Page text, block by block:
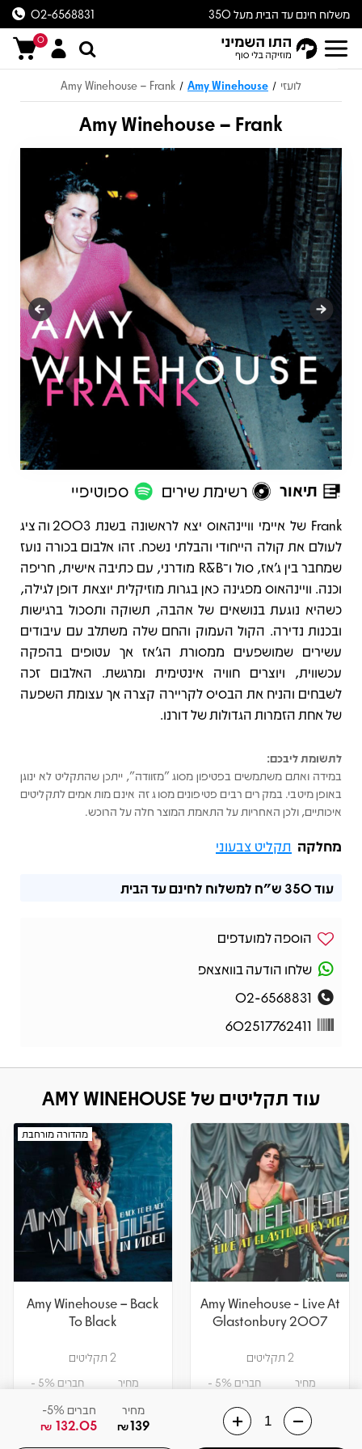
משלוח חינם עד הבית מעל 350
ש״ח
02-6568831
0
לועזי /
Amy Winehouse
/
Amy Winehouse – Frank
Amy Winehouse – Frank
תיאור רשימת שירים ספוטיפיי
תיאור
Frank של איימי וויינהאוס יצא לראשונה בשנת 2003 והציג
לעולם את קולה הייחודי והבלתי נשכח. זהו אלבום בכורה נועז
שמחבר בין ג’אז, סול ו־R&B מודרני, עם כתיבה אישית, חריפה
וכנה. וויינהאוס מפגינה כאן בגרות מוזיקלית יוצאת דופן לגילה,
כשהיא נוגעת בנושאים של אהבה, תשוקה ותסכול ברגישות
ובכנות נדירה. הקול העמוק והחם שלה משתלב עם עיבודים
עשירים שמושפעים ממסורת הג’אז אך עטופים בהפקה
עכשווית, ויוצרים חוויה אינטימית ומרגשת. האלבום זכה
לשבחים והניח את הבסיס לקריירה קצרה אך עצומת השפעה
של אחת הזמרות הגדולות של דורנו.
לתשומת ליבכם:
במידה ואתם משתמשים בפטיפון מסוג "מזוודה", ייתכן שהתקליט לא ינוגן
באופן מיטבי. במקרים רבים פטיפונים מסוג זה אינם מותאמים לתקליטים
איכותיים, ולכן האחריות על התאמת המוצר חלה על הרוכש.
מחלקה תקליט צבעוני
מחיר
139
₪
חברים 5%-
132.05
₪
עוד350 ש"ח למשלוח לחינם עד הבית
הוספה למועדפים
שלחו הודעה בוואצאפ
02-6568831
602517762411
עוד תקליטים של AMY WINEHOUSE
Amy Winehouse - Live At
Glastonbury 2007
2 תקליטים
מחיר חברים 5% -
הוספה לסל
Amy Winehouse – Back
To Black
2 תקליטים
מחיר חברים 5% -
הוספה לסל
מהדורה מורחבת